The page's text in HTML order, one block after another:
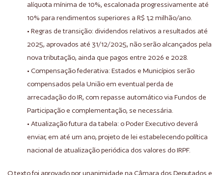
alíquota mínima de 10%, escalonada progressivamente até
10% para rendimentos superiores a R$ 1,2 milhão/ano.
• Regras de transição: dividendos relativos a resultados até
2025, aprovados até 31/12/2025, não serão alcançados pela
nova tributação, ainda que pagos entre 2026 e 2028.
• Compensação federativa: Estados e Municípios serão
compensados pela União em eventual perda de
arrecadação do IR, com repasse automático via Fundos de
Participação e complementação, se necessária.
• Atualização futura da tabela: o Poder Executivo deverá
enviar, em até um ano, projeto de lei estabelecendo política
nacional de atualização periódica dos valores do IRPF.
O texto foi aprovado por unanimidade na Câmara dos Deputados e